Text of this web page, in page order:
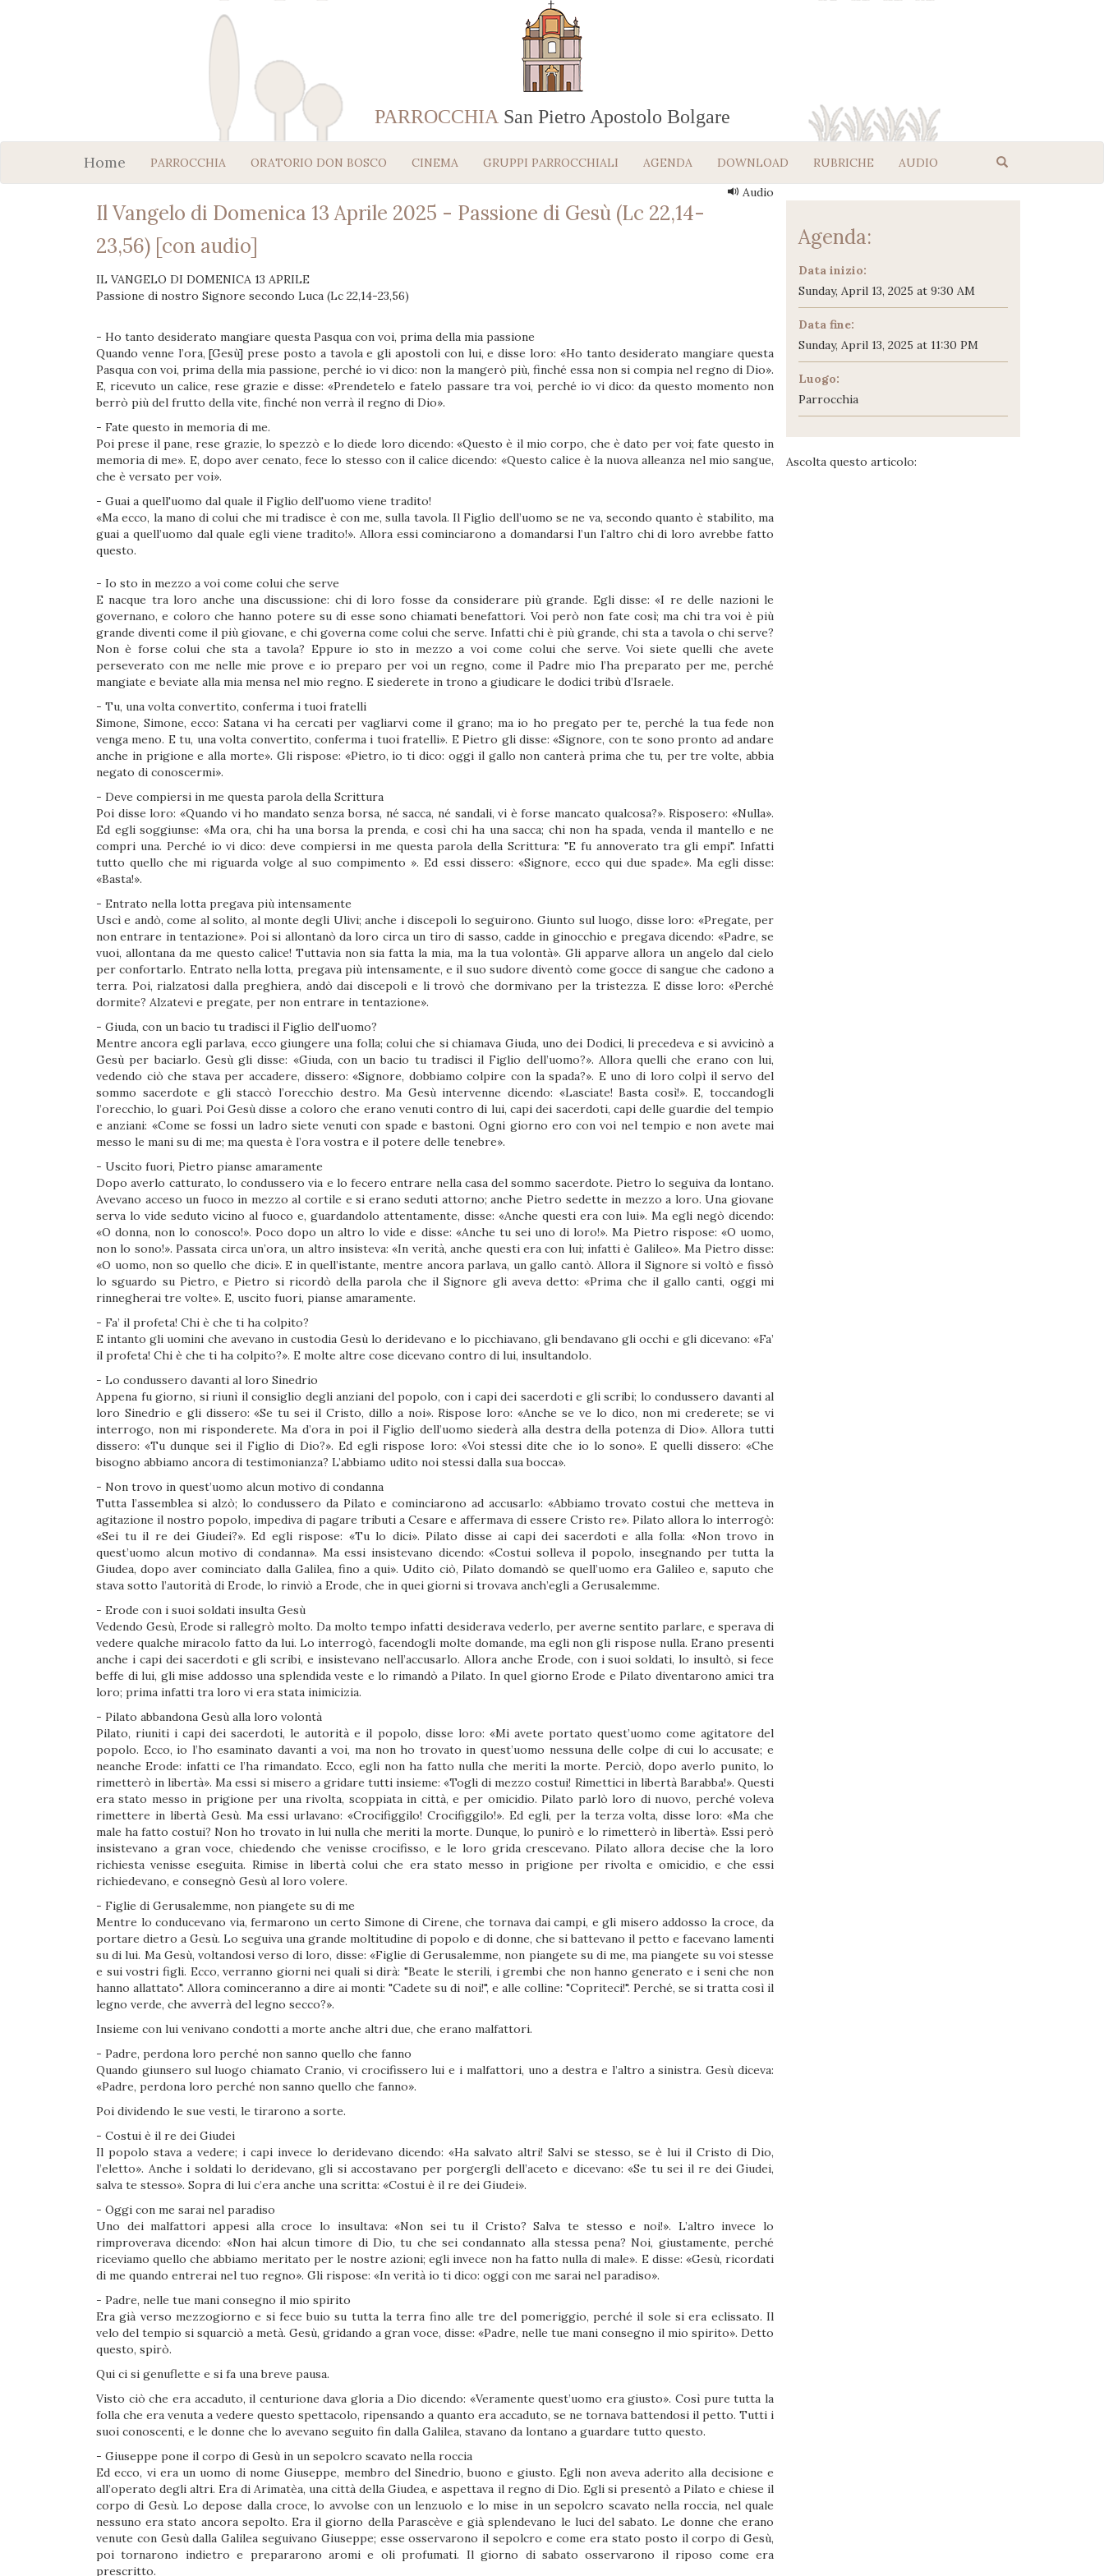
PARROCCHIA San Pietro Apostolo Bolgare
Home PARROCCHIA ORATORIO DON BOSCO CINEMA GRUPPI PARROCCHIALI AGENDA DOWNLOAD RUBRICHE
AUDIO
Audio
Il Vangelo di Domenica 13 Aprile 2025 - Passione di Gesù (Lc 22,14-
23,56) [con audio]
IL VANGELO DI DOMENICA 13 APRILE
Passione di nostro Signore secondo Luca (Lc 22,14-23,56)
- Ho tanto desiderato mangiare questa Pasqua con voi, prima della mia passione
Quando venne l’ora, [Gesù] prese posto a tavola e gli apostoli con lui, e disse loro: «Ho tanto desiderato mangiare questa
Pasqua con voi, prima della mia passione, perché io vi dico: non la mangerò più, finché essa non si compia nel regno di Dio».
E, ricevuto un calice, rese grazie e disse: «Prendetelo e fatelo passare tra voi, perché io vi dico: da questo momento non
berrò più del frutto della vite, finché non verrà il regno di Dio».
- Fate questo in memoria di me.
Poi prese il pane, rese grazie, lo spezzò e lo diede loro dicendo: «Questo è il mio corpo, che è dato per voi; fate questo in
memoria di me». E, dopo aver cenato, fece lo stesso con il calice dicendo: «Questo calice è la nuova alleanza nel mio sangue,
che è versato per voi».
- Guai a quell'uomo dal quale il Figlio dell'uomo viene tradito!
«Ma ecco, la mano di colui che mi tradisce è con me, sulla tavola. Il Figlio dell’uomo se ne va, secondo quanto è stabilito, ma
guai a quell’uomo dal quale egli viene tradito!». Allora essi cominciarono a domandarsi l’un l’altro chi di loro avrebbe fatto
questo.
- Io sto in mezzo a voi come colui che serve
E nacque tra loro anche una discussione: chi di loro fosse da considerare più grande. Egli disse: «I re delle nazioni le
governano, e coloro che hanno potere su di esse sono chiamati benefattori. Voi però non fate così; ma chi tra voi è più
grande diventi come il più giovane, e chi governa come colui che serve. Infatti chi è più grande, chi sta a tavola o chi serve?
Non è forse colui che sta a tavola? Eppure io sto in mezzo a voi come colui che serve. Voi siete quelli che avete
perseverato con me nelle mie prove e io preparo per voi un regno, come il Padre mio l’ha preparato per me, perché
mangiate e beviate alla mia mensa nel mio regno. E siederete in trono a giudicare le dodici tribù d’Israele.
- Tu, una volta convertito, conferma i tuoi fratelli
Simone, Simone, ecco: Satana vi ha cercati per vagliarvi come il grano; ma io ho pregato per te, perché la tua fede non
venga meno. E tu, una volta convertito, conferma i tuoi fratelli». E Pietro gli disse: «Signore, con te sono pronto ad andare
anche in prigione e alla morte». Gli rispose: «Pietro, io ti dico: oggi il gallo non canterà prima che tu, per tre volte, abbia
negato di conoscermi».
- Deve compiersi in me questa parola della Scrittura
Poi disse loro: «Quando vi ho mandato senza borsa, né sacca, né sandali, vi è forse mancato qualcosa?». Risposero: «Nulla».
Ed egli soggiunse: «Ma ora, chi ha una borsa la prenda, e così chi ha una sacca; chi non ha spada, venda il mantello e ne
compri una. Perché io vi dico: deve compiersi in me questa parola della Scrittura: "E fu annoverato tra gli empi". Infatti
tutto quello che mi riguarda volge al suo compimento ». Ed essi dissero: «Signore, ecco qui due spade». Ma egli disse:
«Basta!».
- Entrato nella lotta pregava più intensamente
Uscì e andò, come al solito, al monte degli Ulivi; anche i discepoli lo seguirono. Giunto sul luogo, disse loro: «Pregate, per
non entrare in tentazione». Poi si allontanò da loro circa un tiro di sasso, cadde in ginocchio e pregava dicendo: «Padre, se
vuoi, allontana da me questo calice! Tuttavia non sia fatta la mia, ma la tua volontà». Gli apparve allora un angelo dal cielo
per confortarlo. Entrato nella lotta, pregava più intensamente, e il suo sudore diventò come gocce di sangue che cadono a
terra. Poi, rialzatosi dalla preghiera, andò dai discepoli e li trovò che dormivano per la tristezza. E disse loro: «Perché
dormite? Alzatevi e pregate, per non entrare in tentazione».
- Giuda, con un bacio tu tradisci il Figlio dell'uomo?
Mentre ancora egli parlava, ecco giungere una folla; colui che si chiamava Giuda, uno dei Dodici, li precedeva e si avvicinò a
Gesù per baciarlo. Gesù gli disse: «Giuda, con un bacio tu tradisci il Figlio dell’uomo?». Allora quelli che erano con lui,
vedendo ciò che stava per accadere, dissero: «Signore, dobbiamo colpire con la spada?». E uno di loro colpì il servo del
sommo sacerdote e gli staccò l’orecchio destro. Ma Gesù intervenne dicendo: «Lasciate! Basta così!». E, toccandogli
l’orecchio, lo guarì. Poi Gesù disse a coloro che erano venuti contro di lui, capi dei sacerdoti, capi delle guardie del tempio
e anziani: «Come se fossi un ladro siete venuti con spade e bastoni. Ogni giorno ero con voi nel tempio e non avete mai
messo le mani su di me; ma questa è l’ora vostra e il potere delle tenebre».
- Uscito fuori, Pietro pianse amaramente
Dopo averlo catturato, lo condussero via e lo fecero entrare nella casa del sommo sacerdote. Pietro lo seguiva da lontano.
Avevano acceso un fuoco in mezzo al cortile e si erano seduti attorno; anche Pietro sedette in mezzo a loro. Una giovane
serva lo vide seduto vicino al fuoco e, guardandolo attentamente, disse: «Anche questi era con lui». Ma egli negò dicendo:
«O donna, non lo conosco!». Poco dopo un altro lo vide e disse: «Anche tu sei uno di loro!». Ma Pietro rispose: «O uomo,
non lo sono!». Passata circa un’ora, un altro insisteva: «In verità, anche questi era con lui; infatti è Galileo». Ma Pietro disse:
«O uomo, non so quello che dici». E in quell’istante, mentre ancora parlava, un gallo cantò. Allora il Signore si voltò e fissò
lo sguardo su Pietro, e Pietro si ricordò della parola che il Signore gli aveva detto: «Prima che il gallo canti, oggi mi
rinnegherai tre volte». E, uscito fuori, pianse amaramente.
- Fa’ il profeta! Chi è che ti ha colpito?
E intanto gli uomini che avevano in custodia Gesù lo deridevano e lo picchiavano, gli bendavano gli occhi e gli dicevano: «Fa’
il profeta! Chi è che ti ha colpito?». E molte altre cose dicevano contro di lui, insultandolo.
- Lo condussero davanti al loro Sinedrio
Appena fu giorno, si riunì il consiglio degli anziani del popolo, con i capi dei sacerdoti e gli scribi; lo condussero davanti al
loro Sinedrio e gli dissero: «Se tu sei il Cristo, dillo a noi». Rispose loro: «Anche se ve lo dico, non mi crederete; se vi
interrogo, non mi risponderete. Ma d’ora in poi il Figlio dell’uomo siederà alla destra della potenza di Dio». Allora tutti
dissero: «Tu dunque sei il Figlio di Dio?». Ed egli rispose loro: «Voi stessi dite che io lo sono». E quelli dissero: «Che
bisogno abbiamo ancora di testimonianza? L’abbiamo udito noi stessi dalla sua bocca».
- Non trovo in quest’uomo alcun motivo di condanna
Tutta l’assemblea si alzò; lo condussero da Pilato e cominciarono ad accusarlo: «Abbiamo trovato costui che metteva in
agitazione il nostro popolo, impediva di pagare tributi a Cesare e affermava di essere Cristo re». Pilato allora lo interrogò:
«Sei tu il re dei Giudei?». Ed egli rispose: «Tu lo dici». Pilato disse ai capi dei sacerdoti e alla folla: «Non trovo in
quest’uomo alcun motivo di condanna». Ma essi insistevano dicendo: «Costui solleva il popolo, insegnando per tutta la
Giudea, dopo aver cominciato dalla Galilea, fino a qui». Udito ciò, Pilato domandò se quell’uomo era Galileo e, saputo che
stava sotto l’autorità di Erode, lo rinviò a Erode, che in quei giorni si trovava anch’egli a Gerusalemme.
- Erode con i suoi soldati insulta Gesù
Vedendo Gesù, Erode si rallegrò molto. Da molto tempo infatti desiderava vederlo, per averne sentito parlare, e sperava di
vedere qualche miracolo fatto da lui. Lo interrogò, facendogli molte domande, ma egli non gli rispose nulla. Erano presenti
anche i capi dei sacerdoti e gli scribi, e insistevano nell’accusarlo. Allora anche Erode, con i suoi soldati, lo insultò, si fece
beffe di lui, gli mise addosso una splendida veste e lo rimandò a Pilato. In quel giorno Erode e Pilato diventarono amici tra
loro; prima infatti tra loro vi era stata inimicizia.
- Pilato abbandona Gesù alla loro volontà
Pilato, riuniti i capi dei sacerdoti, le autorità e il popolo, disse loro: «Mi avete portato quest’uomo come agitatore del
popolo. Ecco, io l’ho esaminato davanti a voi, ma non ho trovato in quest’uomo nessuna delle colpe di cui lo accusate; e
neanche Erode: infatti ce l’ha rimandato. Ecco, egli non ha fatto nulla che meriti la morte. Perciò, dopo averlo punito, lo
rimetterò in libertà». Ma essi si misero a gridare tutti insieme: «Togli di mezzo costui! Rimettici in libertà Barabba!». Questi
era stato messo in prigione per una rivolta, scoppiata in città, e per omicidio. Pilato parlò loro di nuovo, perché voleva
rimettere in libertà Gesù. Ma essi urlavano: «Crocifiggilo! Crocifiggilo!». Ed egli, per la terza volta, disse loro: «Ma che
male ha fatto costui? Non ho trovato in lui nulla che meriti la morte. Dunque, lo punirò e lo rimetterò in libertà». Essi però
insistevano a gran voce, chiedendo che venisse crocifisso, e le loro grida crescevano. Pilato allora decise che la loro
richiesta venisse eseguita. Rimise in libertà colui che era stato messo in prigione per rivolta e omicidio, e che essi
richiedevano, e consegnò Gesù al loro volere.
- Figlie di Gerusalemme, non piangete su di me
Mentre lo conducevano via, fermarono un certo Simone di Cirene, che tornava dai campi, e gli misero addosso la croce, da
portare dietro a Gesù. Lo seguiva una grande moltitudine di popolo e di donne, che si battevano il petto e facevano lamenti
su di lui. Ma Gesù, voltandosi verso di loro, disse: «Figlie di Gerusalemme, non piangete su di me, ma piangete su voi stesse
e sui vostri figli. Ecco, verranno giorni nei quali si dirà: "Beate le sterili, i grembi che non hanno generato e i seni che non
hanno allattato". Allora cominceranno a dire ai monti: "Cadete su di noi!", e alle colline: "Copriteci!". Perché, se si tratta così il
legno verde, che avverrà del legno secco?».
Insieme con lui venivano condotti a morte anche altri due, che erano malfattori.
- Padre, perdona loro perché non sanno quello che fanno
Quando giunsero sul luogo chiamato Cranio, vi crocifissero lui e i malfattori, uno a destra e l’altro a sinistra. Gesù diceva:
«Padre, perdona loro perché non sanno quello che fanno».
Poi dividendo le sue vesti, le tirarono a sorte.
- Costui è il re dei Giudei
Il popolo stava a vedere; i capi invece lo deridevano dicendo: «Ha salvato altri! Salvi se stesso, se è lui il Cristo di Dio,
l’eletto». Anche i soldati lo deridevano, gli si accostavano per porgergli dell’aceto e dicevano: «Se tu sei il re dei Giudei,
salva te stesso». Sopra di lui c’era anche una scritta: «Costui è il re dei Giudei».
- Oggi con me sarai nel paradiso
Uno dei malfattori appesi alla croce lo insultava: «Non sei tu il Cristo? Salva te stesso e noi!». L’altro invece lo
rimproverava dicendo: «Non hai alcun timore di Dio, tu che sei condannato alla stessa pena? Noi, giustamente, perché
riceviamo quello che abbiamo meritato per le nostre azioni; egli invece non ha fatto nulla di male». E disse: «Gesù, ricordati
di me quando entrerai nel tuo regno». Gli rispose: «In verità io ti dico: oggi con me sarai nel paradiso».
- Padre, nelle tue mani consegno il mio spirito
Era già verso mezzogiorno e si fece buio su tutta la terra fino alle tre del pomeriggio, perché il sole si era eclissato. Il
velo del tempio si squarciò a metà. Gesù, gridando a gran voce, disse: «Padre, nelle tue mani consegno il mio spirito». Detto
questo, spirò.
Qui ci si genuflette e si fa una breve pausa.
Visto ciò che era accaduto, il centurione dava gloria a Dio dicendo: «Veramente quest’uomo era giusto». Così pure tutta la
folla che era venuta a vedere questo spettacolo, ripensando a quanto era accaduto, se ne tornava battendosi il petto. Tutti i
suoi conoscenti, e le donne che lo avevano seguito fin dalla Galilea, stavano da lontano a guardare tutto questo.
- Giuseppe pone il corpo di Gesù in un sepolcro scavato nella roccia
Ed ecco, vi era un uomo di nome Giuseppe, membro del Sinedrio, buono e giusto. Egli non aveva aderito alla decisione e
all’operato degli altri. Era di Arimatèa, una città della Giudea, e aspettava il regno di Dio. Egli si presentò a Pilato e chiese il
corpo di Gesù. Lo depose dalla croce, lo avvolse con un lenzuolo e lo mise in un sepolcro scavato nella roccia, nel quale
nessuno era stato ancora sepolto. Era il giorno della Parascève e già splendevano le luci del sabato. Le donne che erano
venute con Gesù dalla Galilea seguivano Giuseppe; esse osservarono il sepolcro e come era stato posto il corpo di Gesù,
poi tornarono indietro e prepararono aromi e oli profumati. Il giorno di sabato osservarono il riposo come era
prescritto.
Agenda:
Data inizio:
Sunday, April 13, 2025 at 9:30 AM
Data fine:
Sunday, April 13, 2025 at 11:30 PM
Luogo:
Parrocchia
Ascolta questo articolo: